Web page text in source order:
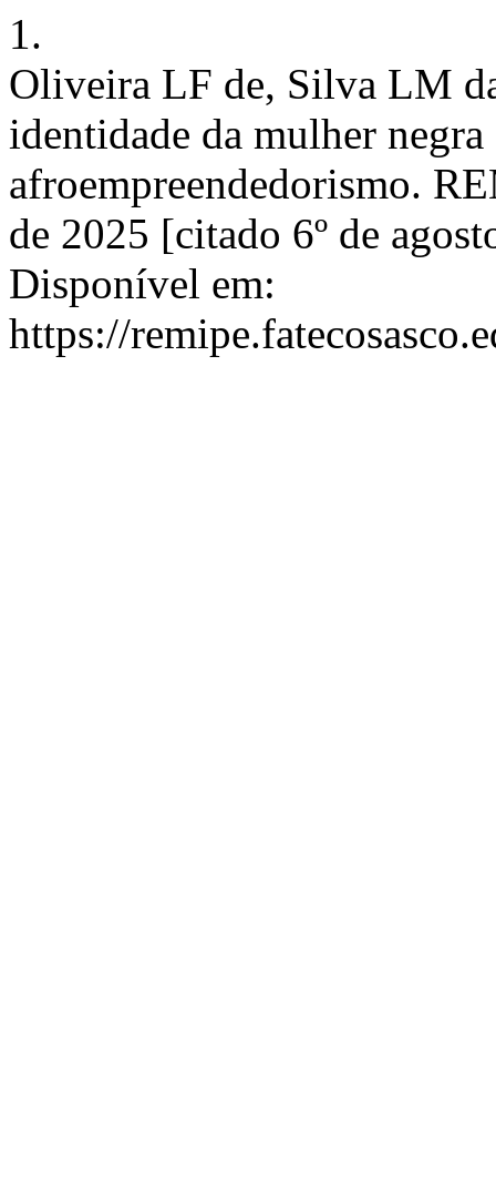
1.
Oliveira LF de, Silva LM
identidade da mulher negra
afroempreendedorismo.
de 2025 [citado 6º de
Disponível em:
https://